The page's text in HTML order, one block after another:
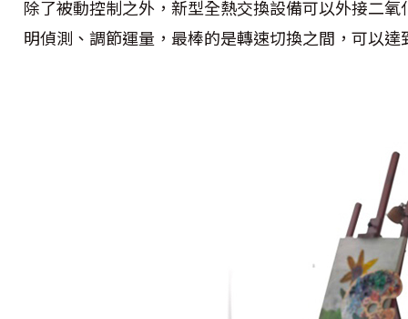
除了被動控制之外，新型全熱交換設備可以外接二
明偵測、調節運量，最棒的是轉速切換之間，可以